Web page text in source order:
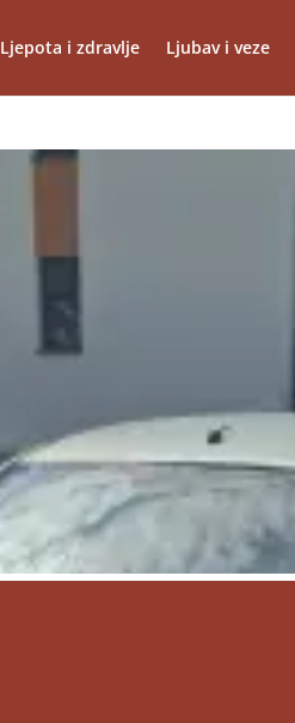
Ljepota i zdravlje Ljubav i veze